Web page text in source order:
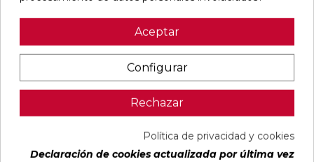
MATE
33,3X33,3
77654082
16,87 €
UNIQ MOON
29,5X59,5
RECTIFICADO
91080476
30,13 €
incl.)
CONCEPT
MOON MATE
29,5X59,5
RECTIFICADO
91086931
PVP
32,07 €
/m²
(IVA
incl.)
29,5X59,5
RECTIFICADO
91086932
32,07 €
/m²
(IVA
incl.)
Aceptar
Configurar
Rechazar
Política de privacidad y cookies
Declaración de cookies actualizada por última vez